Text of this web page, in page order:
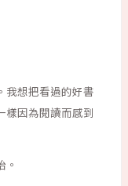
我想把看過的好書
樣因為閱讀而感到
。